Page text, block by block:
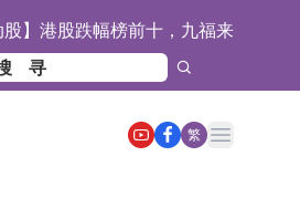
股】港股跌幅榜前十，九福来
跌21.43%，天瑞汽车内饰
跌18.44%
股】港股涨幅榜前十，佳明集
涨+78.22%，拿森
涨+64.11%
公司为国内折叠屏核心功能
商：公司已在中国获批上市26
繁
Open main menu